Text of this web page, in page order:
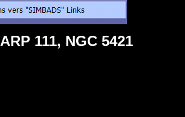
ARP 111, NGC 5421